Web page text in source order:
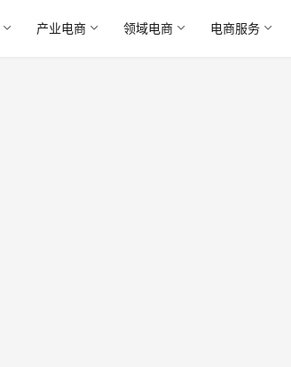
产业电商 领域电商 电商服务